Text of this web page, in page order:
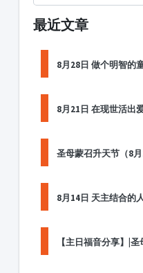
最近文章
8月28日 做个明智的
8月21日 在现世活出
圣母蒙召升天节（8月
8月14日 天主结合的
【主日福音分享】|